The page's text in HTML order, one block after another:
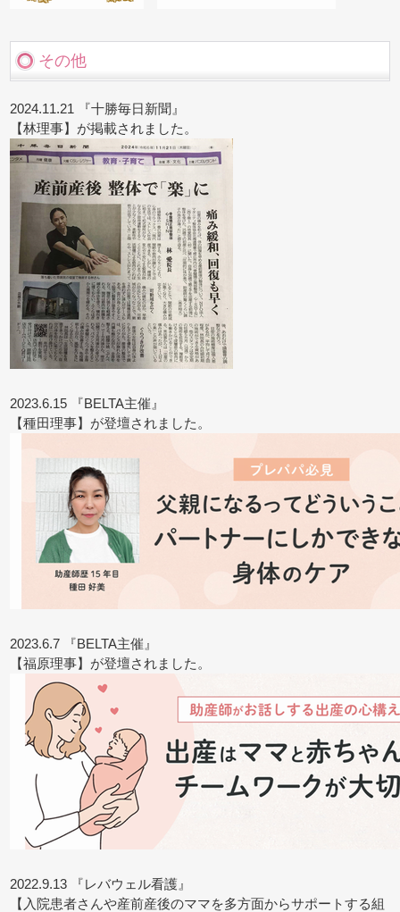
その他
2024.11.21 『十勝毎日新聞』
【林理事】が掲載されました。
2023.6.15 『BELTA主催』
【種田理事】が登壇されました。
2023.6.7 『BELTA主催』
【福原理事】が登壇されました。
2022.9.13 『レバウェル看護』
【入院患者さんや産前産後のママを多方面からサポートする組